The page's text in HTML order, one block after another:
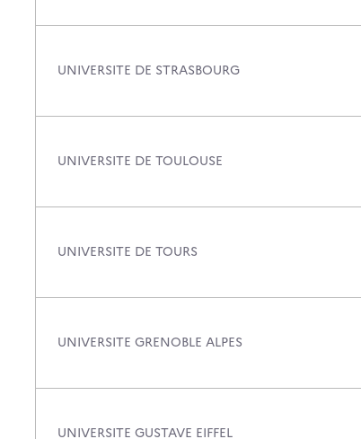
UNIVERSITE DE STRASBOURG
UNIVERSITE DE TOULOUSE
UNIVERSITE DE TOURS
UNIVERSITE GRENOBLE ALPES
UNIVERSITE GUSTAVE EIFFEL